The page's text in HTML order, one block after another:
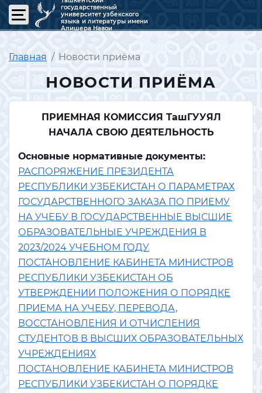
государственный
университет узбекского
языка и литературы имени
Алишера Навои
Главная Новости приёма
НОВОСТИ ПРИЁМА
ПРИЕМНАЯ КОМИССИЯ ТашГУУЯЛ
НАЧАЛА СВОЮ ДЕЯТЕЛЬНОСТЬ
Основные нормативные документы:
РАСПОРЯЖЕНИЕ ПРЕЗИДЕНТА
РЕСПУБЛИКИ УЗБЕКИСТАН О ПАРАМЕТРАХ
ГОСУДАРСТВЕННОГО ЗАКАЗА ПО ПРИЕМУ
НА УЧЕБУ В ГОСУДАРСТВЕННЫЕ ВЫСШИЕ
ОБРАЗОВАТЕЛЬНЫЕ УЧРЕЖДЕНИЯ В
2023/2024 УЧЕБНОМ ГОДУ
ПОСТАНОВЛЕНИЕ КАБИНЕТА МИНИСТРОВ
РЕСПУБЛИКИ УЗБЕКИСТАН ОБ
УТВЕРЖДЕНИИ ПОЛОЖЕНИЯ О ПОРЯДКЕ
ПРИЕМА НА УЧЕБУ, ПЕРЕВОДА,
ВОССТАНОВЛЕНИЯ И ОТЧИСЛЕНИЯ
СТУДЕНТОВ В ВЫСШИХ ОБРАЗОВАТЕЛЬНЫХ
УЧРЕЖДЕНИЯХ
ПОСТАНОВЛЕНИЕ КАБИНЕТА МИНИСТРОВ
РЕСПУБЛИКИ УЗБЕКИСТАН О ПОРЯДКЕ